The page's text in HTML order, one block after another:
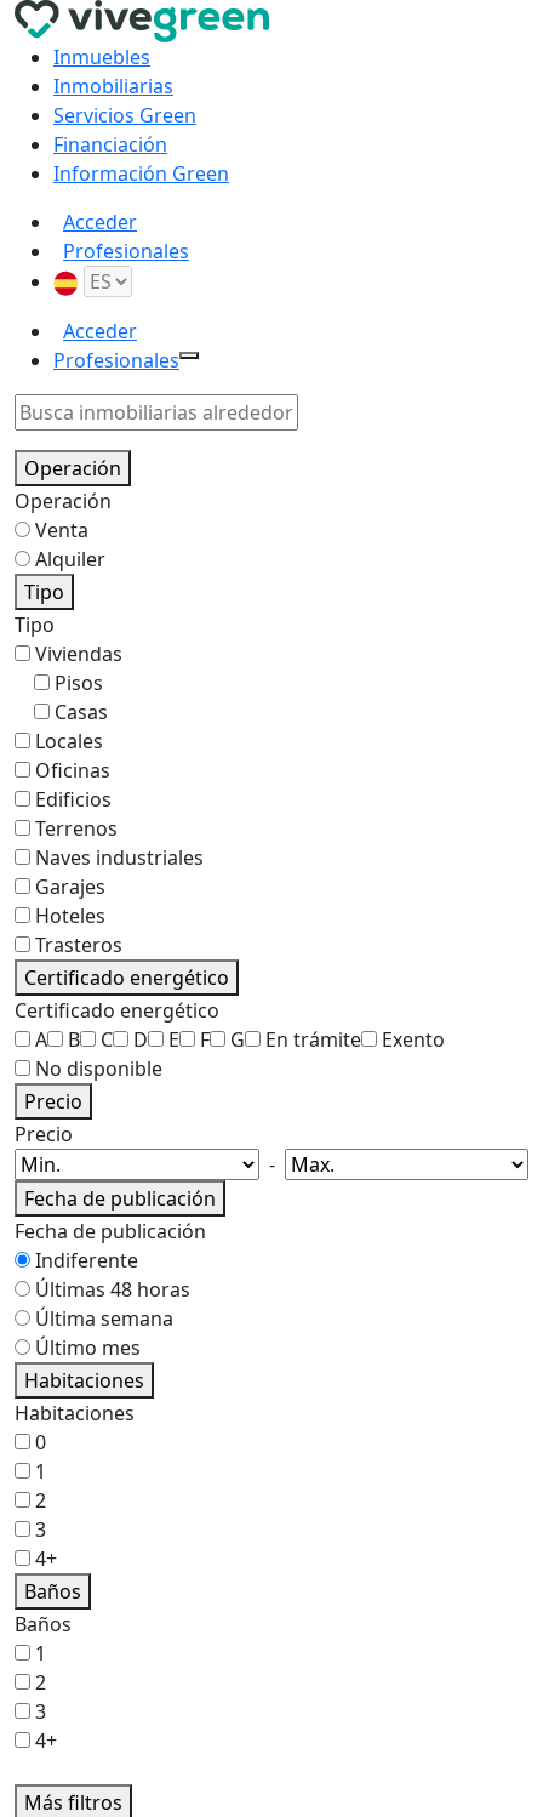
Inmuebles
Inmobiliarias
Servicios Green
Financiación
Información Green
Acceder
Profesionales
Acceder
Profesionales
Operación
Operación
Venta
Alquiler
Tipo
Tipo
Viviendas
Pisos
Casas
Locales
Oficinas
Edificios
Terrenos
Naves industriales
Garajes
Hoteles
Trasteros
Certificado energético
Certificado energético
A
B C D E F G En trámite
Exento
No disponible
Precio
Precio
-
Fecha de publicación
Fecha de publicación
Indiferente
Últimas 48 horas
Última semana
Último mes
Habitaciones
Habitaciones
0
1
2
3
4+
Baños
Baños
1
2
3
4+
Más filtros